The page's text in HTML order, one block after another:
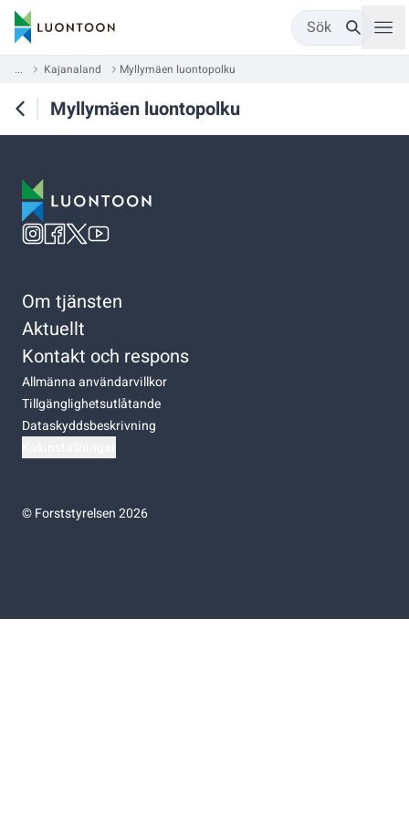
Sök
... Kajanaland Myllymäen luontopolku
Myllymäen luontopolku
Om tjänsten
Aktuellt
Kontakt och respons
Allmänna användarvillkor
Tillgänglighetsutlåtande
Dataskyddsbeskrivning
©Forststyrelsen 2026